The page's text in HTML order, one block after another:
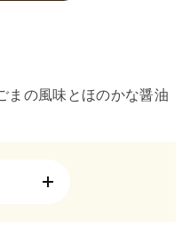
まの風味とほのかな醤油